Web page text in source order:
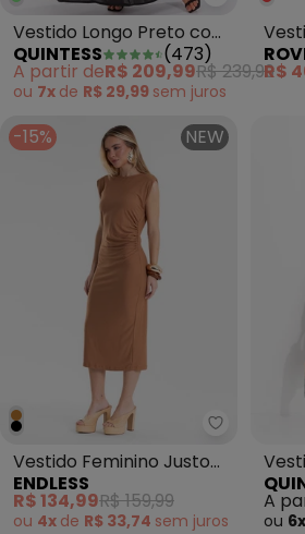
Vestido Longo Preto com
Cinto
QUINTESS (473)
A partir deR$ 209,99R$ 239,99
ou 7x de R$ 29,99 sem juros
R$
-15% NEW
Endless -
Vestido Feminino Justo
Midi em Viscose Marrom
ENDLESS
R$ 134,99R$ 159,99
ou 4x de R$ 33,74 sem juros
A
ou 6x